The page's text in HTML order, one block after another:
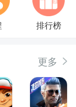
排行榜
更多